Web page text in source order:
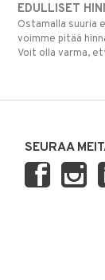
EDULLISET
Ostamalla suuria
voimme pitää
Voit olla varma,
SEURAA